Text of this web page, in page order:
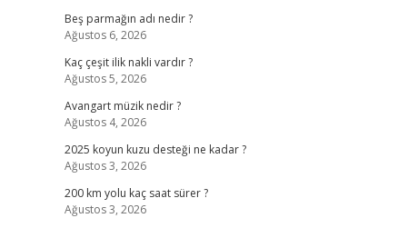
Beş parmağın adı nedir ?
Ağustos 6, 2026
Kaç çeşit ilik nakli vardır ?
Ağustos 5, 2026
Avangart müzik nedir ?
Ağustos 4, 2026
2025 koyun kuzu desteği ne kadar ?
Ağustos 3, 2026
200 km yolu kaç saat sürer ?
Ağustos 3, 2026